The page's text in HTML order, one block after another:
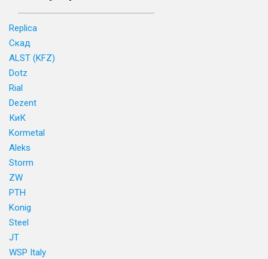
Replica
Скад
ALST (KFZ)
Dotz
Rial
Dezent
КиК
Kormetal
Aleks
Storm
ZW
PTH
Konig
Steel
JT
WSP Italy